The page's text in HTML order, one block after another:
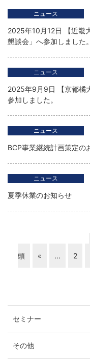
ニュース
2025年10月12日 【近畿
懇談会」へ参加しました。
ニュース
2025年9月9日 【京都橘
参加しました。
ニュース
BCP事業継続計画策定の
ニュース
夏季休業のお知らせ
頭
« ... 2
セミナー
その他